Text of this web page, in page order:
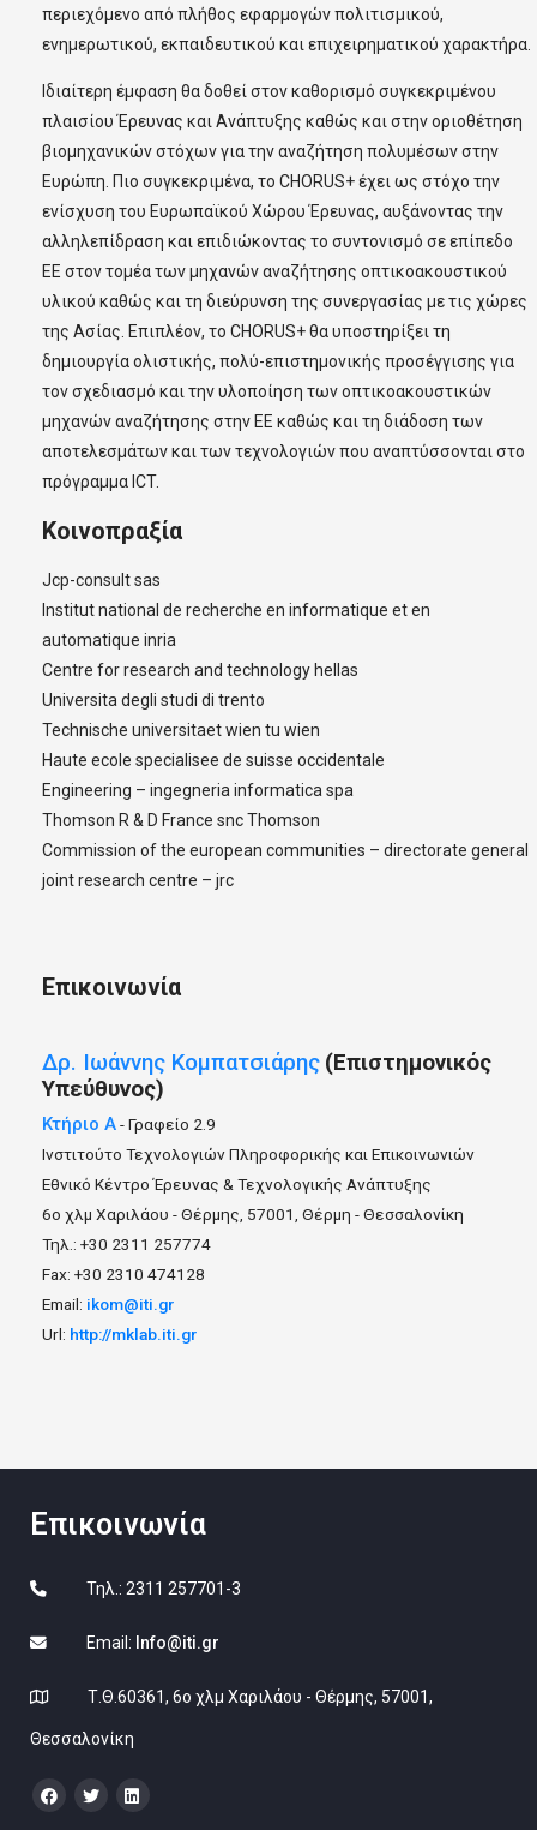
περιεχόμενο από πλήθος εφαρμογών πολιτισμικού,
ενημερωτικού, εκπαιδευτικού και επιχειρηματικού χαρακτήρα.
Ιδιαίτερη έμφαση θα δοθεί στον καθορισμό συγκεκριμένου
πλαισίου Έρευνας και Ανάπτυξης καθώς και στην οριοθέτηση
βιομηχανικών στόχων για την αναζήτηση πολυμέσων στην
Ευρώπη. Πιο συγκεκριμένα, το CHORUS+ έχει ως στόχο την
ενίσχυση του Ευρωπαϊκού Χώρου Έρευνας, αυξάνοντας την
αλληλεπίδραση και επιδιώκοντας το συντονισμό σε επίπεδο
ΕΕ στον τομέα των μηχανών αναζήτησης οπτικοακουστικού
υλικού καθώς και τη διεύρυνση της συνεργασίας με τις χώρες
της Ασίας. Επιπλέον, το CHORUS+ θα υποστηρίξει τη
δημιουργία ολιστικής, πολύ-επιστημονικής προσέγγισης για
τον σχεδιασμό και την υλοποίηση των οπτικοακουστικών
μηχανών αναζήτησης στην ΕΕ καθώς και τη διάδοση των
αποτελεσμάτων και των τεχνολογιών που αναπτύσσονται στο
πρόγραμμα ICT.
Κοινοπραξία
Jcp-consult sas
Institut national de recherche en informatique et en
automatique inria
Centre for research and technology hellas
Universita degli studi di trento
Technische universitaet wien tu wien
Haute ecole specialisee de suisse occidentale
Engineering – ingegneria informatica spa
Thomson R & D France snc Thomson
Commission of the european communities – directorate general
joint research centre – jrc
Επικοινωνία
Δρ. Ιωάννης Κομπατσιάρης (Επιστημονικός
Υπεύθυνος)
Κτήριο Α- Γραφείο 2.9
Ινστιτούτο Τεχνολογιών Πληροφορικής και Επικοινωνιών
Εθνικό Κέντρο Έρευνας & Τεχνολογικής Ανάπτυξης
6ο χλμ Χαριλάου - Θέρμης, 57001, Θέρμη - Θεσσαλονίκη
Τηλ.: +30 2311 257774
Fax: +30 2310 474128
Email: ikom@iti.gr
Url: http://mklab.iti.gr
Επικοινωνία
Τηλ.: 2311 257701-3
Email: Info@iti.gr
Τ.Θ.60361, 6ο χλμ Χαριλάου - Θέρμης, 57001,
Θεσσαλονίκη